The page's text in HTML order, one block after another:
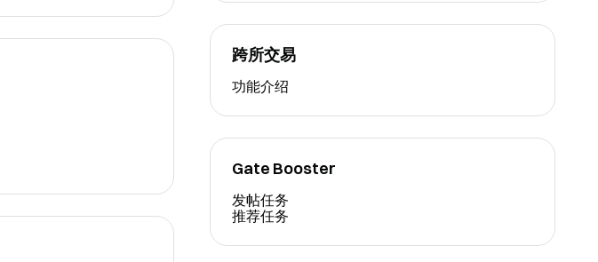
跨所交易
功能介绍
Gate Booster
发帖任务
推荐任务